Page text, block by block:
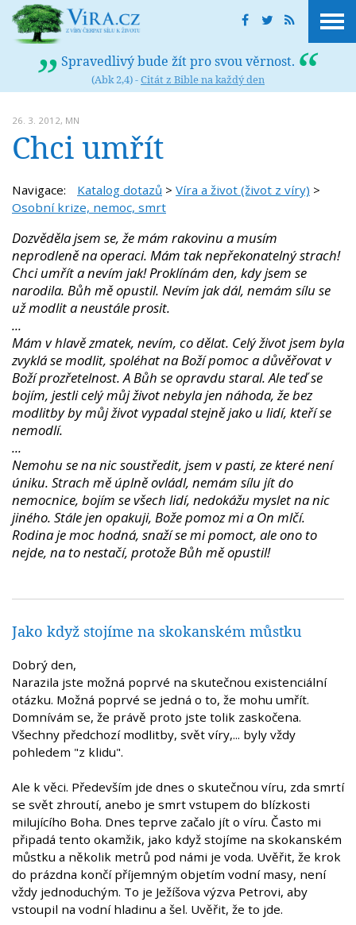
Spravedlivý bude žít pro svou věrnost.
(Abk 2,4) -Citát z Bible na každý den
26. 3. 2012, MN
Chci umřít
Navigace: Katalog dotazů > Víra a život (život z víry) >
Osobní krize, nemoc, smrt
Dozvěděla jsem se, že mám rakovinu a musím
neprodleně na operaci. Mám tak nepřekonatelný strach!
Chci umřít a nevím jak! Proklínám den, kdy jsem se
narodila. Bůh mě opustil. Nevím jak dál, nemám sílu se
už modlit a neustále prosit.
...
Mám v hlavě zmatek, nevím, co dělat. Celý život jsem byla
zvyklá se modlit, spoléhat na Boží pomoc a důvěřovat v
Boží prozřetelnost. A Bůh se opravdu staral. Ale teď se
bojím, jestli celý můj život nebyla jen náhoda, že bez
modlitby by můj život vypadal stejně jako u lidí, kteří se
nemodlí.
...
Nemohu se na nic soustředit, jsem v pasti, ze které není
úniku. Strach mě úplně ovládl, nemám sílu jít do
nemocnice, bojím se všech lidí, nedokážu myslet na nic
jiného. Stále jen opakuji, Bože pomoz mi a On mlčí.
Rodina je moc hodná, snaží se mi pomoct, ale ono to
nejde, na to nestačí, protože Bůh mě opustil!
Jako když stojíme na skokanském můstku
Dobrý den,
Narazila jste možná poprvé na skutečnou existenciální
otázku. Možná poprvé se jedná o to, že mohu umřít.
Domnívám se, že právě proto jste tolik zaskočena.
Všechny předchozí modlitby, svět víry,... byly vždy
pohledem "z klidu".
Ale k věci. Především jde dnes o skutečnou víru, zda smrtí
se svět zhroutí, anebo je smrt vstupem do blízkosti
milujícího Boha. Dnes teprve začalo jít o víru. Často mi
připadá tento okamžik, jako když stojíme na skokanském
můstku a několik metrů pod námi je voda. Uvěřit, že krok
do prázdna končí příjemným objetím vodní masy, není
vždy jednoduchým. To je Ježíšova výzva Petrovi, aby
vstoupil na vodní hladinu a šel. Uvěřit, že to jde.